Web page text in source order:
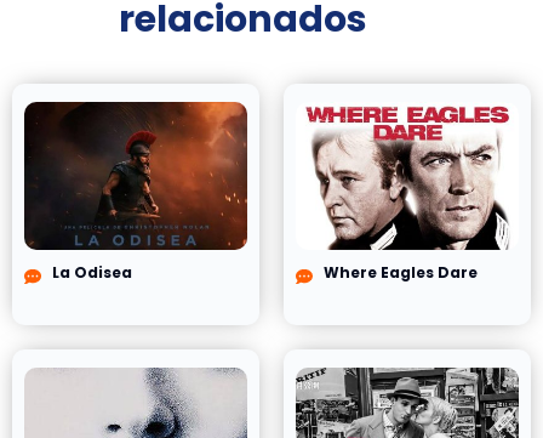
relacionados
La Odisea Where Eagles Dare